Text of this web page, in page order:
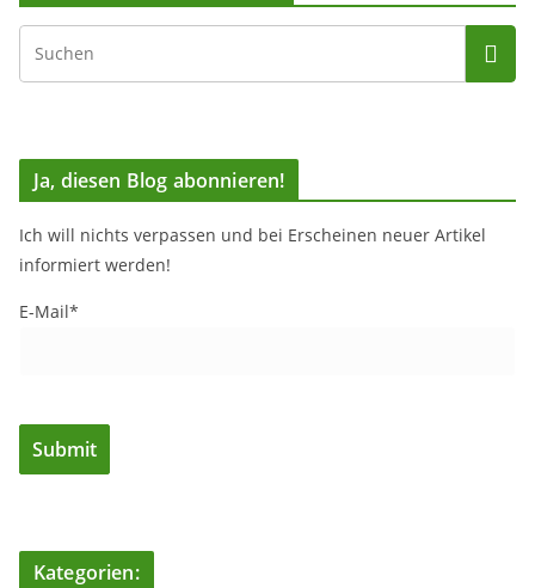
Ja, diesen Blog abonnieren!
Ich will nichts verpassen und bei Erscheinen neuer Artikel
informiert werden!
E-Mail*
Kategorien: